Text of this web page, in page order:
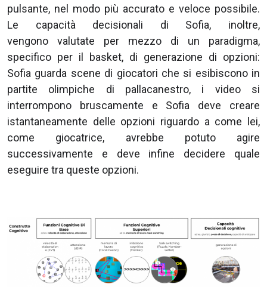
pulsante, nel modo più accurato e veloce possibile.
Le capacità decisionali di Sofia, inoltre,
vengono valutate per mezzo di un paradigma,
specifico per il basket, di generazione di opzioni:
Sofia guarda scene di giocatori che si esibiscono in
partite olimpiche di pallacanestro, i video si
interrompono bruscamente e Sofia deve creare
istantaneamente delle opzioni riguardo a come lei,
come giocatrice, avrebbe potuto agire
successivamente e deve infine decidere quale
eseguire tra queste opzioni.